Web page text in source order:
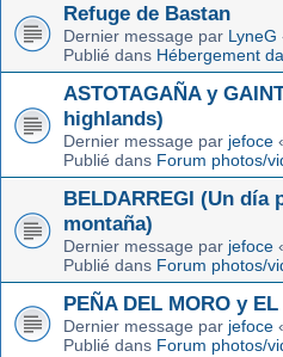
Refuge de Bastan
Dernier message par LyneG
Publié dans Hébergement
ASTOTAGAÑA y
highlands)
Dernier message par jefoce
Publié dans Forum photos/
BELDARREGI (Un
montaña)
Dernier message par jefoce
Publié dans Forum photos/
PEÑA DEL MORO y
Dernier message par jefoce
Publié dans Forum photos/